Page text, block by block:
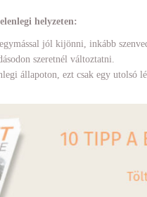
helyzeten:
jól kijönni, inkább
szeretnél változtatni.
állapoton, ezt csak egy utolsó